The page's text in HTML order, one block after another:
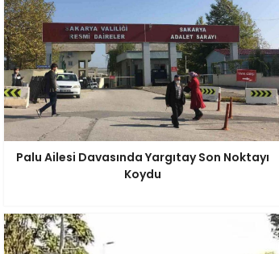
Palu Ailesi Davasında Yargıtay Son Noktayı
Koydu